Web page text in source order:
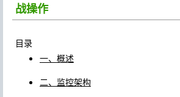
战操作
目录
一、概述
二、监控架构